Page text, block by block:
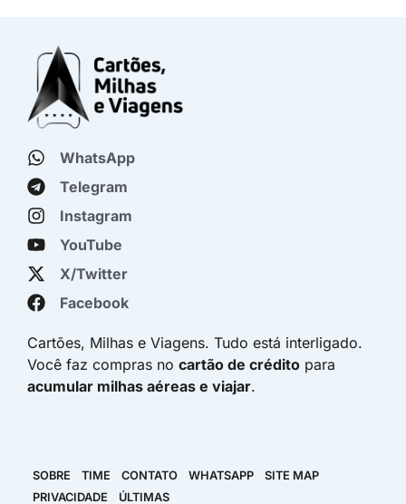
WhatsApp
Telegram
Instagram
YouTube
X/Twitter
Facebook
Cartões, Milhas e Viagens. Tudo está interligado.
Você faz compras no cartão de crédito para
acumular milhas aéreas e viajar.
SOBRE TIME CONTATO WHATSAPP
SITE MAP
PRIVACIDADE
ÚLTIMAS